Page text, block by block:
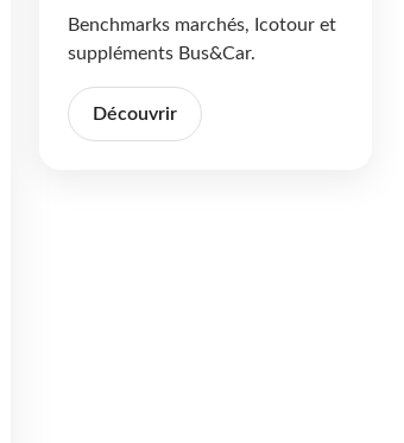
Benchmarks marchés, Icotour et
suppléments Bus&Car.
Découvrir